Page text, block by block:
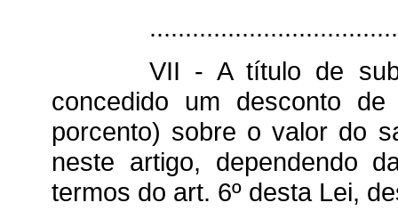
VII - A título de
concedido um desconto
porcento) sobre o valor do
neste artigo, dependendo
termos do art. 6º desta Lei,